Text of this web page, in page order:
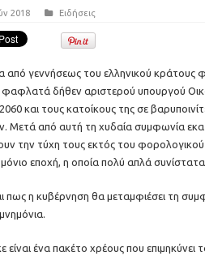
2018 Ειδήσεις
από γεννήσεως του ελληνικού κράτους
δήθεν αριστερού υπουργού
και τους κατοίκους της σε
από αυτή τη χυδαία συμφωνία
την τύχη τους εκτός του
εποχή, η οποία πολύ απλά
πως η κυβέρνηση θα μεταμφιέσει τη
ένα πακέτο χρέους που επιμηκύνει